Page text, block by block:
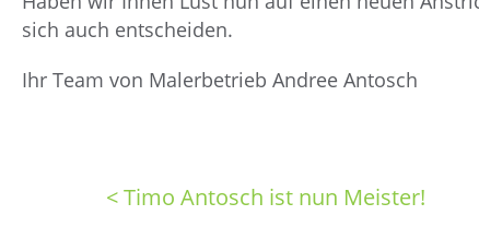
sich auch entscheiden.
Ihr Team von Malerbetrieb Andree Antosch
< Timo Antosch ist nun Meister!